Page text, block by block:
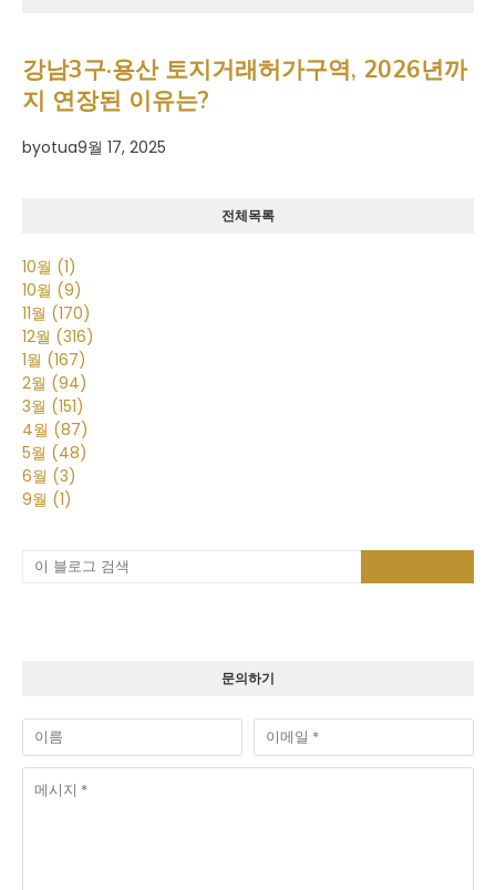
강남3구·용산 토지거래허가구역, 2026년까
지 연장된 이유는?
byotua9월 17, 2025
전체목록
10월 (1)
10월 (9)
11월 (170)
12월 (316)
1월 (167)
2월 (94)
3월 (151)
4월 (87)
5월 (48)
6월 (3)
9월 (1)
문의하기